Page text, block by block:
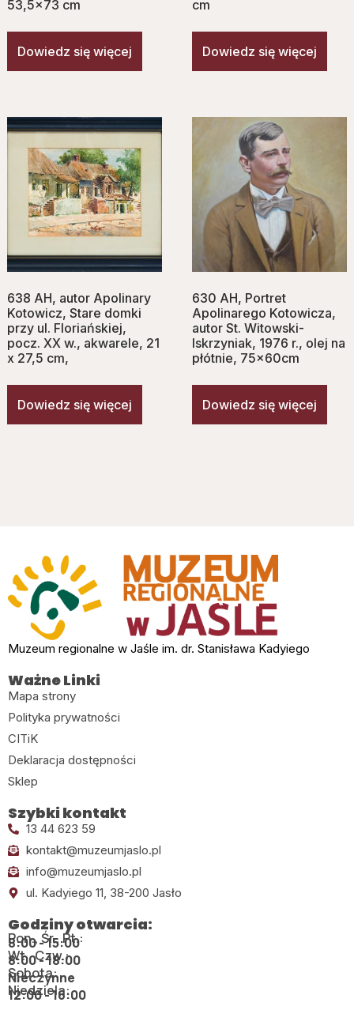
53,5×73 cm
Dowiedz się więcej
cm
Dowiedz się więcej
638 AH, autor Apolinary
Kotowicz, Stare domki
przy ul. Floriańskiej,
pocz. XX w., akwarele, 21
x 27,5 cm,
Dowiedz się więcej
630 AH, Portret
Apolinarego Kotowicza,
autor St. Witowski-
Iskrzyniak, 1976 r., olej na
płótnie, 75x60cm
Dowiedz się więcej
Muzeum regionalne w Jaśle im. dr. Stanisława Kadyiego
Ważne Linki
Mapa strony
Polityka prywatności
CITiK
Deklaracja dostępności
Sklep
Szybki kontakt
13 44 623 59
kontakt@muzeumjaslo.pl
info@muzeumjaslo.pl
ul. Kadyiego 11, 38-200 Jasło
Godziny otwarcia:
Pon., Śr., Pt.:
8:00 - 15:00
Wt., Czw.:
8:00 - 18:00
Sobota:
Nieczynne
Niedziela:
12:00 - 16:00